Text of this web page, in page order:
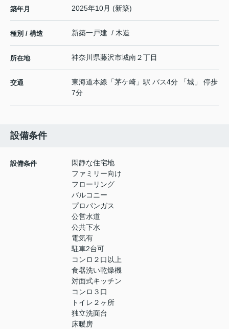
築年月 2025年10月 (新築)
種別 / 構造 新築一戸建 / 木造
所在地 神奈川県藤沢市城南２丁目
交通 東海道本線 「茅ケ崎 」駅 バス4分 「城」 停歩
7分
設備条件
設備条件
閑静な住宅地
ファミリー向け
フローリング
バルコニー
プロパンガス
公営水道
公共下水
電気有
駐車2台可
コンロ２口以上
食器洗い乾燥機
対面式キッチン
コンロ３口
トイレ２ヶ所
独立洗面台
床暖房